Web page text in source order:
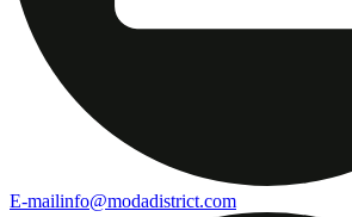
E-mailinfo@modadistrict.com